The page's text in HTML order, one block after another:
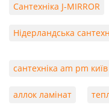
Сантехніка J-MIRROR
Нідерландська
сантехніка am pm київ
аллок ламінат